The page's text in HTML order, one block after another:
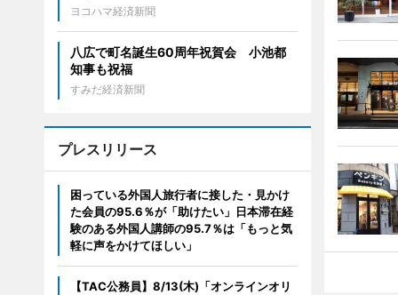
ヨコハマ経済新聞
八広で町名誕生60周年祝賀会 小池都
知事も祝福
すみだ経済新聞
プレスリリース
困っている外国人旅行者に接した・見かけ
た会員の95.6％が「助けたい」日本滞在経
験のある外国人講師の95.7％は「もっと気
軽に声をかけてほしい」
【TAC公務員】8/13(木)「オンラインオリ